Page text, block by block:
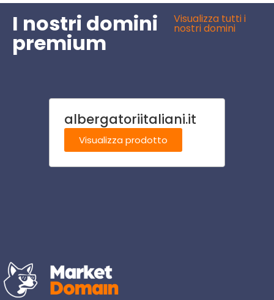
I nostri domini
premium
Visualizza tutti i
nostri domini
albergatoriitaliani.it
Visualizza prodotto